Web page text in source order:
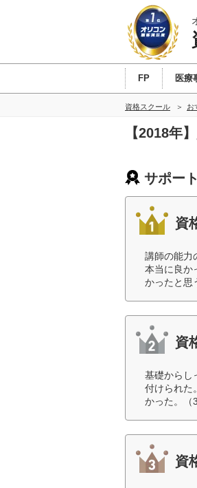
FP 医療
資格スクール お
【2018年
サポー
資
講師の能力
本当に良か
かったと思
資
基礎からし
付けられた
かった。（
資